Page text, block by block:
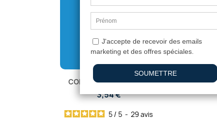
CORNIERE ACIER 25X25
3,54 €
5 / 5 - 29 avis